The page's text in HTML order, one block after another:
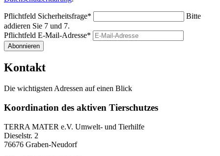
Pflichtfeld Sicherheitsfrage*
Bitte
addieren Sie 7 und 7.
Pflichtfeld E-Mail-Adresse*
Abonnieren
Kontakt
Die wichtigsten Adressen auf einen Blick
Koordination des aktiven Tierschutzes
TERRA MATER e.V. Umwelt- und Tierhilfe
Dieselstr. 2
76676 Graben-Neudorf